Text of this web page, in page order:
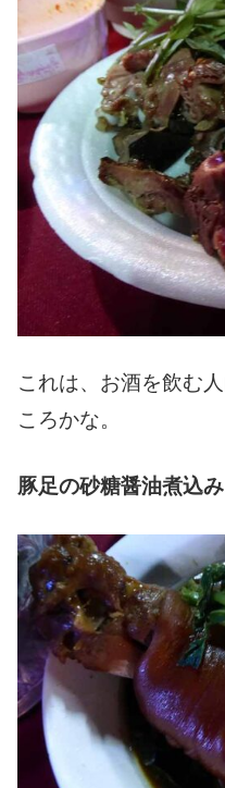
これは、お酒を飲む
ころかな。
豚足の砂糖醤油煮込み